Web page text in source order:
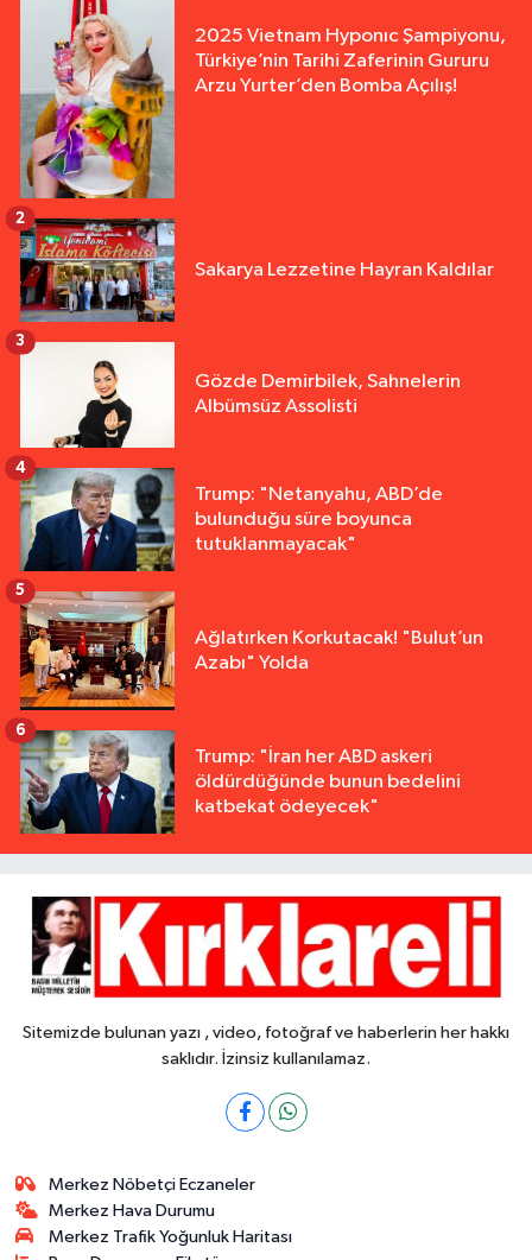
2025 Vietnam Hyponıc Şampiyonu,
Türkiye’nin Tarihi Zaferinin Gururu
Arzu Yurter’den Bomba Açılış!
Sakarya Lezzetine Hayran Kaldılar
2
Gözde Demirbilek, Sahnelerin
Albümsüz Assolisti
3
Trump: "Netanyahu, ABD’de
bulunduğu süre boyunca
tutuklanmayacak"
4
Ağlatırken Korkutacak! "Bulut’un
Azabı" Yolda
5
Trump: "İran her ABD askeri
öldürdüğünde bunun bedelini
katbekat ödeyecek"
6
Sitemizde bulunan yazı , video, fotoğraf ve haberlerin her hakkı
saklıdır. İzinsiz kullanılamaz.
Merkez Nöbetçi Eczaneler
Merkez Hava Durumu
Merkez Trafik Yoğunluk Haritası